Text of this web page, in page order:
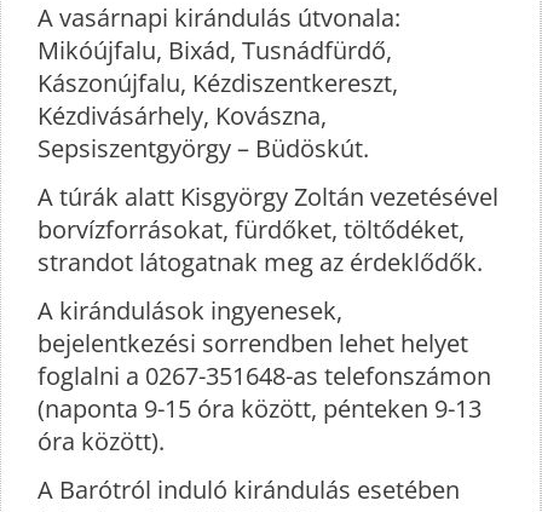
A vasárnapi kirándulás útvonala:
Mikóújfalu, Bixád, Tusnádfürdő,
Kászonújfalu, Kézdiszentkereszt,
Kézdivásárhely, Kovászna,
Sepsiszentgyörgy – Büdöskút.
A túrák alatt Kisgyörgy Zoltán vezetésével
borvízforrásokat, fürdőket, töltődéket,
strandot látogatnak meg az érdeklődők.
A kirándulások ingyenesek,
bejelentkezési sorrendben lehet helyet
foglalni a 0267-351648-as telefonszámon
(naponta 9-15 óra között, pénteken 9-13
óra között).
A Barótról induló kirándulás esetében